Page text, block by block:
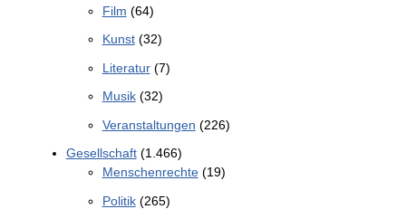
Film (64)
Kunst(32)
Literatur(7)
Musik(32)
Veranstaltungen (226)
Gesellschaft(1.466)
Menschenrechte(19)
Politik(265)